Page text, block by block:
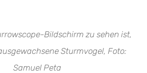
Bildschirm zu sehen ist,
Sturmvogel, Foto:
Samuel Peta